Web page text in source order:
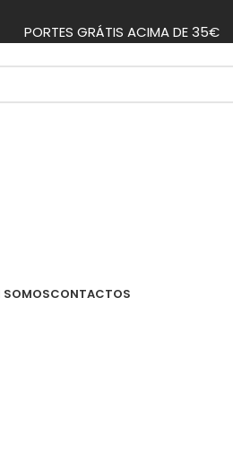
PORTES GRÁTIS ACIMA DE 35€
SOMOSCONTACTOS